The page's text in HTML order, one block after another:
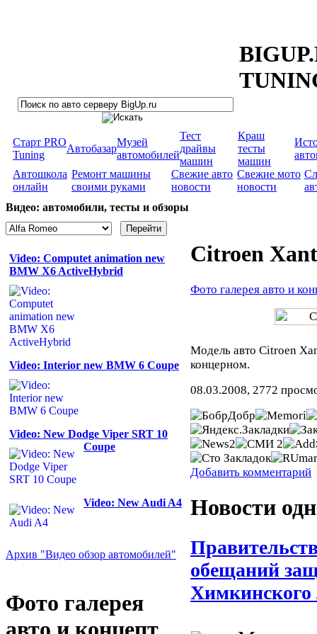
Старт PRO
Tuning
Автобазар
Музей
автомобилей
Тест
драйвы
машин
Краш
тесты
машин
Автошкола
онлайн
Ремонт машины
своими руками
Свежие авто
новости
Свежие мото
новости
Видео: автомобили, тесты и обзоры
Video: Computet animation new
BMW X6 ActiveHybrid
Video: Interior new BMW 6 Coupe
Video: New Dodge Viper SRT 10
Coupe
Video: New Audi A4
Архив "Видео обзор автомобилей"
Фото галерея
Citroen
Фото галерея авто и
Модель авто Citroen
концерном.
08.03.2008, 2772
Добавить комментарий
Новости
обещаний
Химкинского